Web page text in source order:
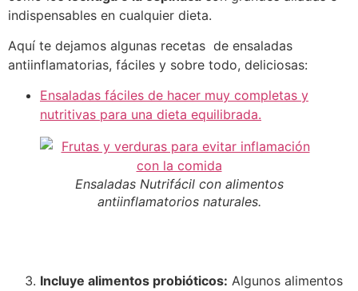
indispensables en cualquier dieta.
Aquí te dejamos algunas recetas de ensaladas
antiinflamatorias, fáciles y sobre todo, deliciosas:
Ensaladas fáciles de hacer muy completas y
nutritivas para una dieta equilibrada.
Ensaladas Nutrifácil con alimentos
antiinflamatorios naturales.
Incluye alimentos probióticos: Algunos alimentos